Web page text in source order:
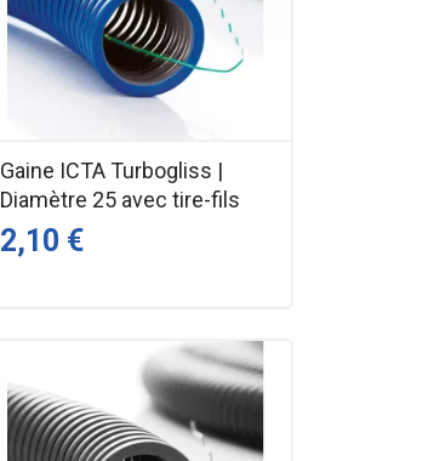
Gaine ICTA Turbogliss |
Diamètre 25 avec tire-fils
2,10 €